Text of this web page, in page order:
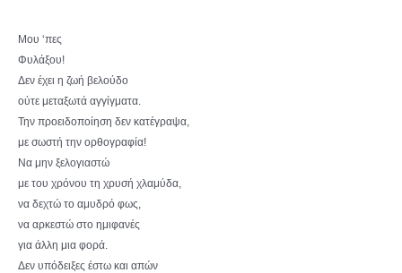
Μου ‘πες
Φυλάξου!
Δεν έχει η ζωή βελούδο
ούτε μεταξωτά αγγίγματα.
Την προειδοποίηση δεν κατέγραψα,
με σωστή την ορθογραφία!
Να μην ξελογιαστώ
με του χρόνου τη χρυσή χλαμύδα,
να δεχτώ το αμυδρό φως,
να αρκεστώ στο ημιφανές
για άλλη μια φορά.
Δεν υπόδειξες έστω και απών